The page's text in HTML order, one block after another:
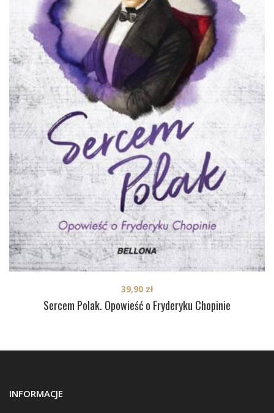
Sercem Polak. Opowieść o Fryderyku Chopinie
39,90 zł
INFORMACJE